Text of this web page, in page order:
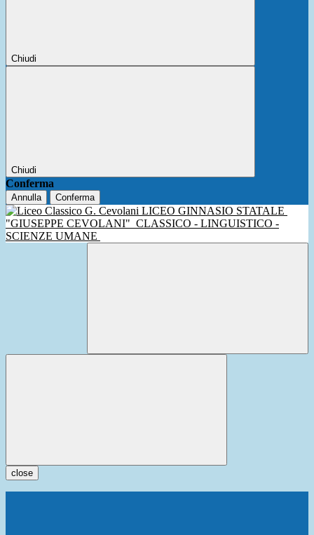
Chiudi
Chiudi
Conferma
Annulla Conferma
LICEO GINNASIO STATALE
"GIUSEPPE CEVOLANI" CLASSICO - LINGUISTICO -
SCIENZE UMANE
close